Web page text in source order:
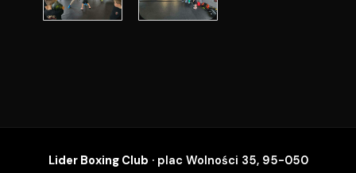
SZYBKI ZAPIS
Lider Boxing Club · plac Wolności 35, 95-050